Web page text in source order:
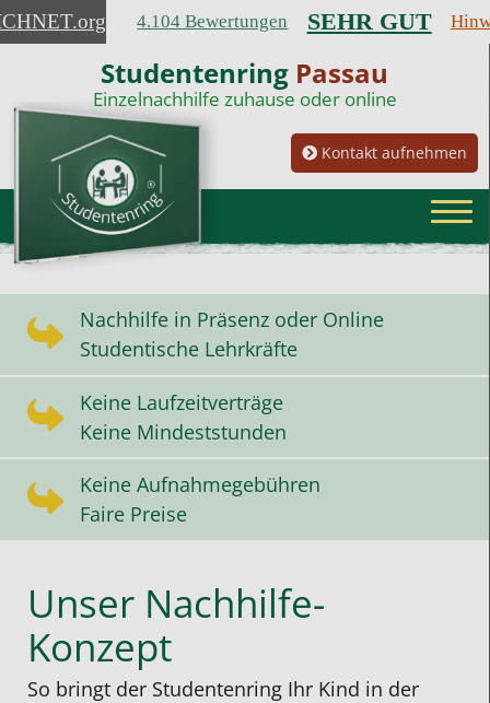
.org 4.104 Bewertungen SEHR GUT
Studentenring Passau
Einzelnachhilfe zuhause oder online
Kontakt aufnehmen
Nachhilfe in Präsenz oder Online
Studentische Lehrkräfte
Keine Laufzeitverträge
Keine Mindeststunden
Keine Aufnahmegebühren
Faire Preise
Unser Nachhilfe-
Konzept
So bringt der Studentenring Ihr Kind in der